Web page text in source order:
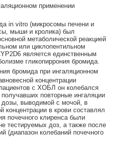
применении
in vitro (микросомы печени и
мыши и кролика) был
метаболической реакцией
или циклопентильном
является единственным
гликопиррония бромида.
бромида при ингаляционном
концентрации
с ХОБЛ он колебался
повторные ингаляции
дозы, выводимой с мочой, в
концентрации в крови составлял
почечного клиренса были
тестируемых доз, а также после
(диапазон колебаний почечного